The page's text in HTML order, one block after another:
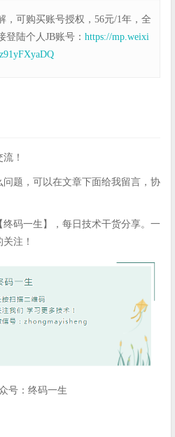
，可购买账号授权，56元/1年，全
陆个人JB账号： https://mp.weixi
！
题，可以在文章下面给我留言，协
码一生】，每日技术干货分享。一
注！
号：终码一生